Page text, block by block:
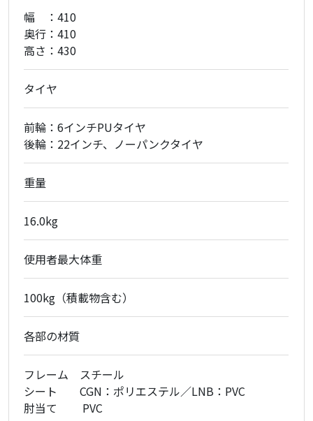
幅 ：410
奥行：410
高さ：430
タイヤ
前輪：6インチPUタイヤ
後輪：22インチ、ノーパンクタイヤ
重量
16.0kg
使用者最大体重
100kg（積載物含む）
各部の材質
フレーム スチール
シート CGN：ポリエステル／LNB：PVC
肘当て PVC